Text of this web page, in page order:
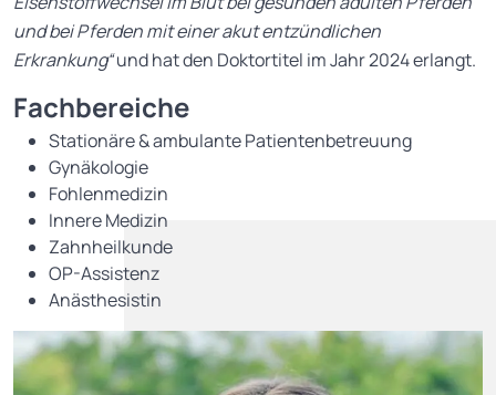
und bei Pferden mit einer akut entzündlichen
Erkrankung“und hat den Doktortitel im Jahr 2024 erlangt.
Fachbereiche
Stationäre & ambulante Patientenbetreuung
Gynäkologie
Fohlenmedizin
Innere Medizin
Zahnheilkunde
OP-Assistenz
Anästhesistin